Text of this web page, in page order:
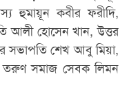
হুমায়ূন কবীর ফরীদি,
আলী হোসেন খান, উত্তর
সভাপতি শেখ আবু মিয়া,
তরুণ সমাজ সেবক লিমন